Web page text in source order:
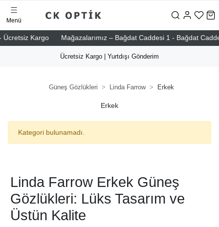
Kargo Mağazalarımız – Bağdat Caddesi 1 - Bağdat
Menü
Ücretsiz Kargo | Yurtdışı Gönderim
Güneş Gözlükleri Linda Farrow Erkek
Erkek
Kategori bulunamadı.
Linda Farrow Erkek Güneş
Gözlükleri: Lüks Tasarım ve
Üstün Kalite